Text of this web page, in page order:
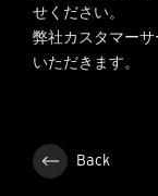
せください。
弊社カスタマー
いただきます。
Back